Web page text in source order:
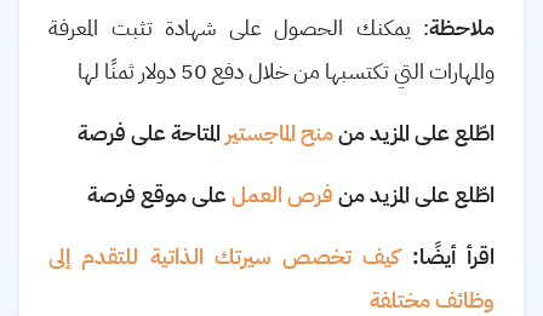
ملاحظة: يمكنك الحصول على شهادة تثبت المعرفة
والمهارات التي تكتسبها من خلال دفع 50 دولار ثمنًا لها
اطّلع على المزيد منمنح الماجستير المتاحة على فرصة
اطّلع على المزيد منفرص العملعلى موقع فرصة
اقرأ أيضًا:كيف تخصص سيرتك الذاتية للتقدم إلى
وظائف مختلفة